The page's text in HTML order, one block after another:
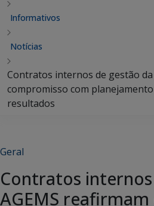
Informativos
Notícias
Contratos internos de gestão da
compromisso com
resultados
Geral
Contratos
AGEMS